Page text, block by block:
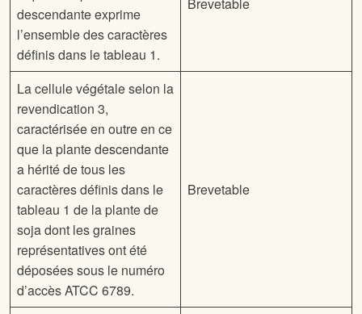
descendante exprime
l’ensemble des caractères
définis dans le tableau 1.
Brevetable
La cellule végétale selon la
revendication 3,
caractérisée en outre en ce
que la plante descendante
a hérité de tous les
caractères définis dans le
tableau 1 de la plante de
soja dont les graines
représentatives ont été
déposées sous le numéro
d’accès ATCC 6789.
Brevetable